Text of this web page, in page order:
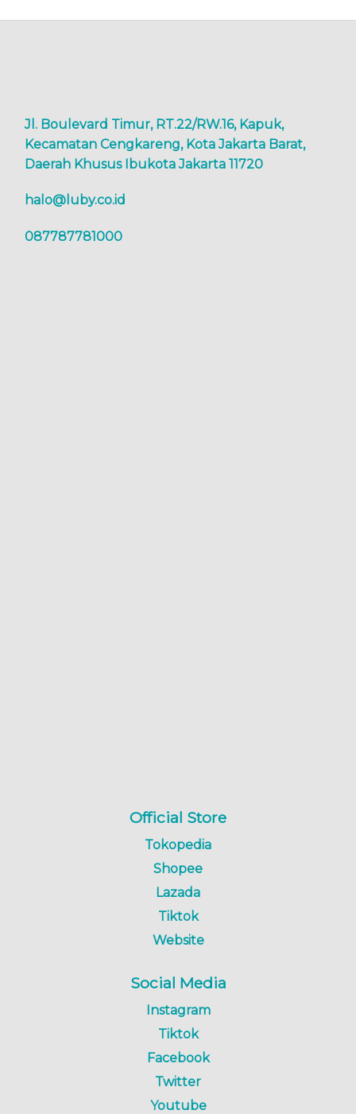
Jl. Boulevard Timur, RT.22/RW.16, Kapuk,
Kecamatan Cengkareng, Kota Jakarta Barat,
Daerah Khusus Ibukota Jakarta 11720
halo@luby.co.id
087787781000
Official Store
Tokopedia
Shopee
Lazada
Tiktok
Website
Social Media
Instagram
Tiktok
Facebook
Twitter
Youtube